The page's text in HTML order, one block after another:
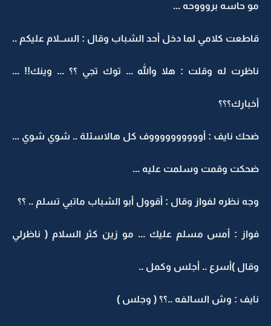
مو حاسه بروووحه ...
قاطعت كلامي لما دخل أحد الشباب وقال : الســلام عليكم ..
ناظرت له وقلت : هلا والله ... توك تجي ؟؟ ... وينك!! ...
أخبارك؟؟؟
ضحك نايف : أووووووووووف كل هالاسئلة .. شوي شوي ...
ضحكت وقمت وسلمت عليه ...
وجه نظره لفواز وقال : أقوول أبو الشباب ماتبي تسلم .. ؟؟
فواز : أمس مسلم عليك ... مو زين كثر السلام ( ناظرلي
وقال )أسرع .. أجلس وكمل ..
نايف : وش السالفه ..؟؟ ( وجلس )